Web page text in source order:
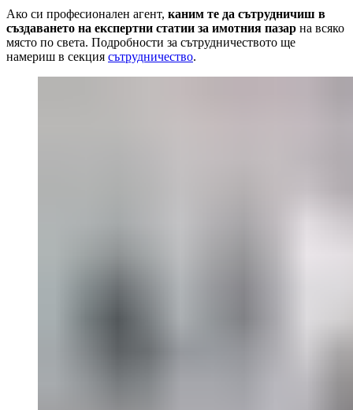
Ако си професионален агент, каним те да сътрудничиш в
създаването на експертни статии за имотния пазар на всяко
място по света. Подробности за сътрудничеството ще
намериш в секция сътрудничество.